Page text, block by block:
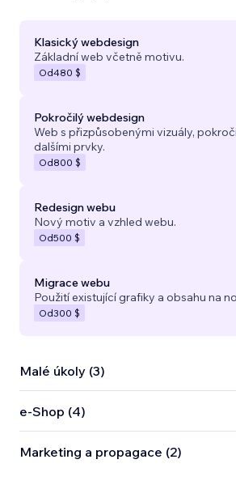
Klasický webdesign
Základní web včetně motivu.
Od480 $
Pokročilý webdesign
Web s přizpůsobenými vizuály,
dalšími prvky.
Od800 $
Redesign webu
Nový motiv a vzhled webu.
Od500 $
Migrace webu
Použití existující grafiky a obsahu na
Od300 $
Malé úkoly (3)
e‑Shop (4)
Marketing a propagace (2)